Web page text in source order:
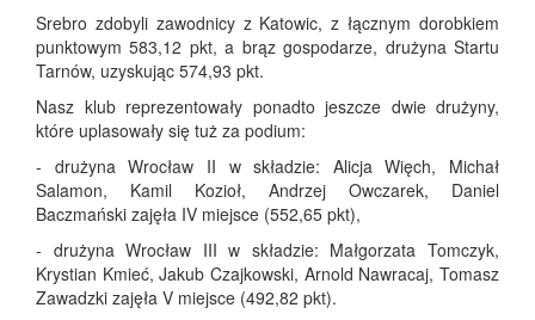
Srebro zdobyli zawodnicy z Katowic, z łącznym dorobkiem
punktowym 583,12 pkt, a brąz gospodarze, drużyna Startu
Tarnów, uzyskując 574,93 pkt.
Nasz klub reprezentowały ponadto jeszcze dwie drużyny,
które uplasowały się tuż za podium:
- drużyna Wrocław II w składzie: Alicja Więch, Michał
Salamon, Kamil Kozioł, Andrzej Owczarek, Daniel
Baczmański zajęła IV miejsce (552,65 pkt),
- drużyna Wrocław III w składzie: Małgorzata Tomczyk,
Krystian Kmieć, Jakub Czajkowski, Arnold Nawracaj, Tomasz
Zawadzki zajęła V miejsce (492,82 pkt).